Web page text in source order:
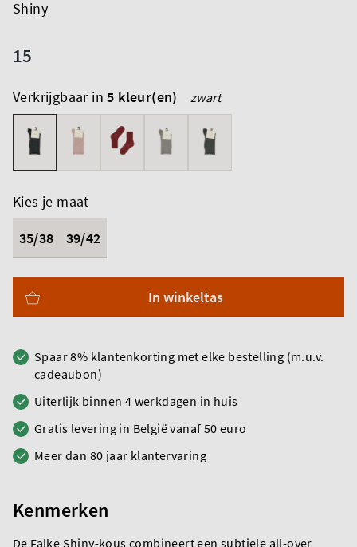
Shiny
15
Verkrijgbaar in5 kleur(en) zwart
Kies je maat
35/38
39/42
In winkeltas
Spaar 8% klantenkorting met elke bestelling (m.u.v.
cadeaubon)
Uiterlijk binnen 4 werkdagen in huis
Gratis levering in België vanaf 50 euro
Meer dan 80 jaar klantervaring
Kenmerken
De Falke Shiny-kous combineert een subtiele all-over